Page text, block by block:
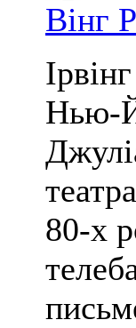
Вінг
Нью-
80-х